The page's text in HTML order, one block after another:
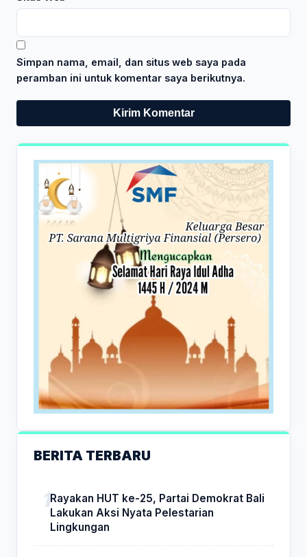
Simpan nama, email, dan situs web saya pada
peramban ini untuk komentar saya berikutnya.
BERITA TERBARU
Rayakan HUT ke-25, Partai Demokrat Bali
Lakukan Aksi Nyata Pelestarian
Lingkungan